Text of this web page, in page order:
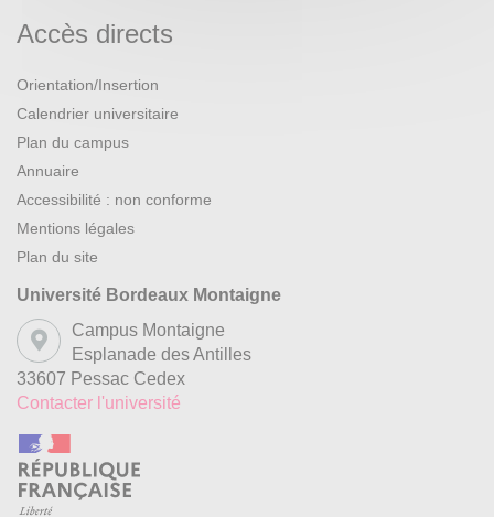
Accès directs
Orientation/Insertion
Calendrier universitaire
Plan du campus
Annuaire
Accessibilité : non conforme
Mentions légales
Plan du site
Université Bordeaux Montaigne
Campus Montaigne
Esplanade des Antilles
33607 Pessac Cedex
Contacter l'université